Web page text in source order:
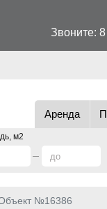
Звоните:
Аренда
м2
№16386